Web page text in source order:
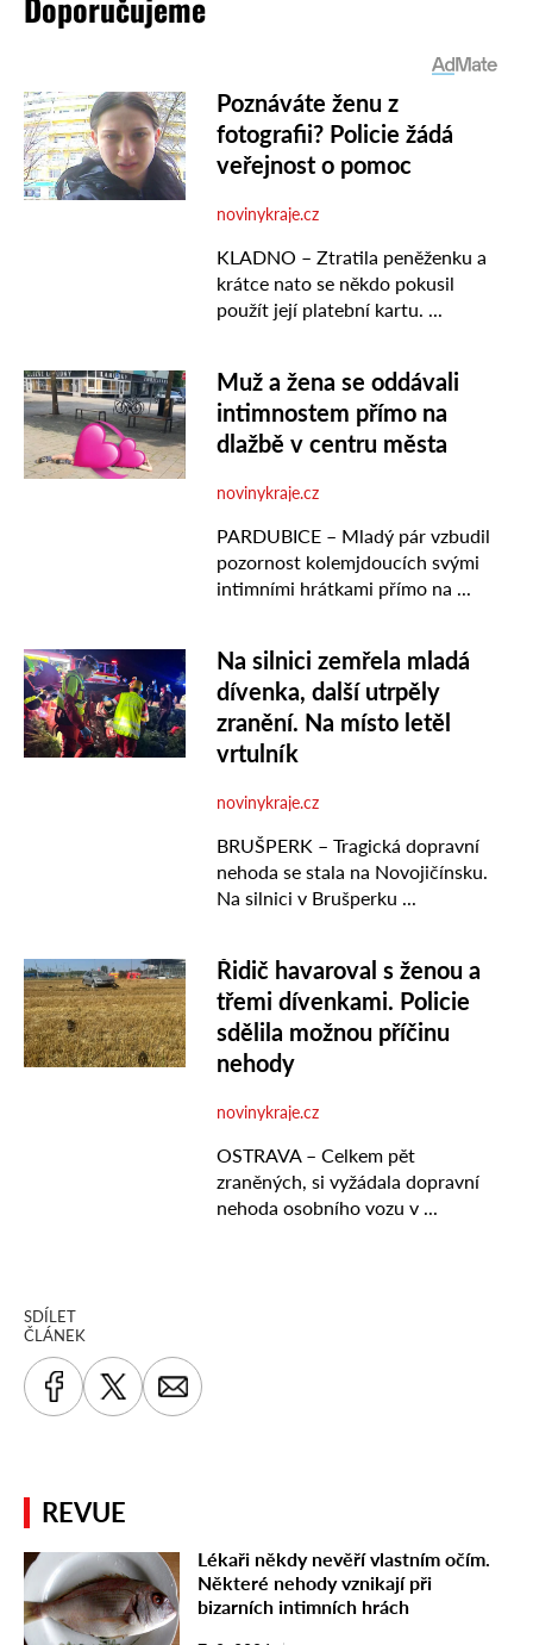
SDÍLET
ČLÁNEK
REVUE
Lékaři někdy nevěří vlastním očím.
Některé nehody vznikají při
bizarních intimních hrách